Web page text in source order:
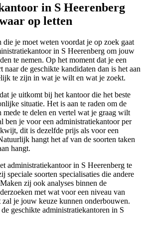
in S Heerenberg
op letten
die je moet weten voordat je op zoek gaat
in S Heerenberg om jouw
te nemen. Op het moment dat je een
naar de geschikte kandidaten dan is het aan
te zijn in wat je wilt en wat je zoekt.
je uitkomt bij het kantoor die het beste
situatie. Het is aan te raden om de
mede te delen en vertel wat je graag wilt
ben je voor een administratiekantoor per
dit is dezelfde prijs als voor een
hangt het af van de soorten taken
hangt.
administratiekantoor in S Heerenberg te
speciale soorten specialisaties die andere
zij ook analyses binnen de
met wat voor een niveau van
zal je jouw keuze kunnen onderbouwen.
geschikte administratiekantoren in S